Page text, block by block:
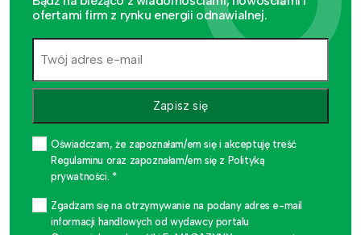
ofertami firm z rynku energii odnawialnej.
Zapisz się
Oświadczam, że zapoznałam/em się i akceptuję treść
Regulaminu oraz zapoznałam/em się z Polityką
prywatności. *
Zgadzam się na otrzymywanie na podany adres e-mail
informacji handlowych od wydawcy portalu